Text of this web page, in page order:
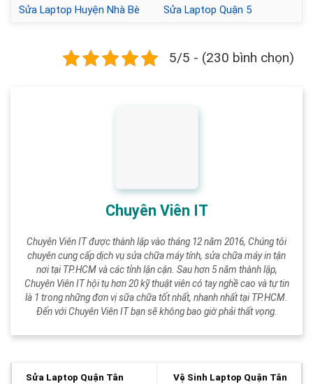
Sửa Laptop Huyện Nhà Bè Sửa Laptop Quận 5
5/5 - (230 bình chọn)
Chuyên Viên IT
Chuyên Viên IT được thành lập vào tháng 12 năm 2016, Chúng tôi
chuyên cung cấp dịch vụ sửa chữa máy tính, sửa chữa máy in tận
nơi tại TP.HCM và các tỉnh lận cận. Sau hơn 5 năm thành lập,
Chuyên Viên IT hội tụ hơn 20 kỹ thuật viên có tay nghề cao và tự tin
là 1 trong những đơn vị sữa chữa tốt nhất, nhanh nhất tại TP.HCM.
Đến với Chuyên Viên IT bạn sẽ không bao giờ phải thất vọng.
Sửa Laptop Quận Tân
Vệ Sinh Laptop Quận Tân